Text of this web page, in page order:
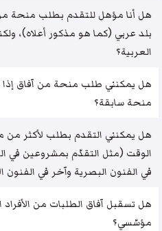
هل أنا مؤهل للتقدم بطلب منحة
بلد عربي (كما هو مذكور أعلاه)،
العربية؟
هل يمكنني طلب منحة من آفاق
منحة سابقة؟
هل يمكنني التقدم بطلب لأكثر
الوقت (مثل التقدّم بمشروعين في
في الفنون البصرية وآخر في الفنون
هل تسقبل آفاق الطلبات من
مؤسّسي؟